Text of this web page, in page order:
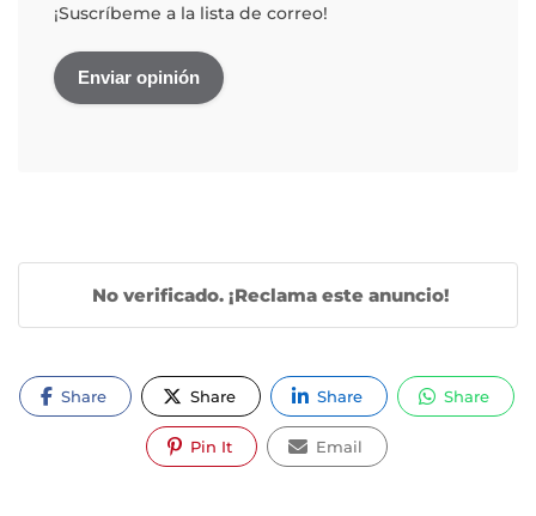
¡Suscríbeme a la lista de correo!
No verificado. ¡Reclama este anuncio!
Share Share Share Share
Pin It Email